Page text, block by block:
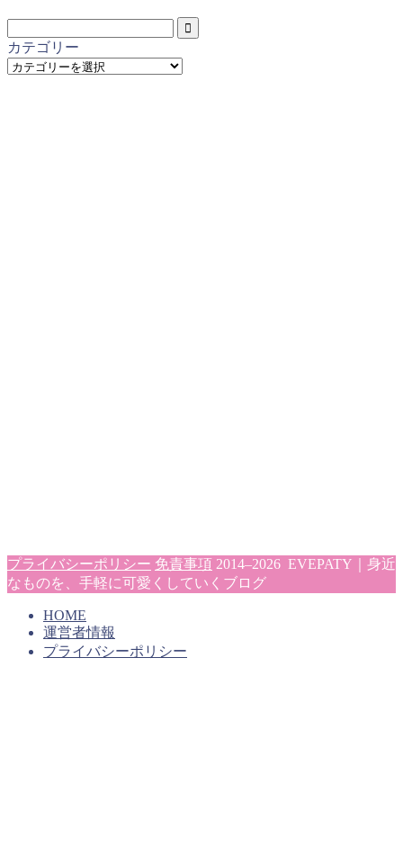
カテゴリー
カ
プライバシーポリシー 免責事項 2014–2026 EVEPATY｜身近
なものを、手軽に可愛くしていくブログ
HOME
運営者情報
プライバシーポリシー